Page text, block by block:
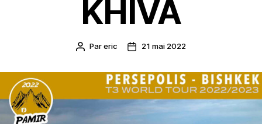
KHIVA
Auteur
Pareric
Date21 mai 2022